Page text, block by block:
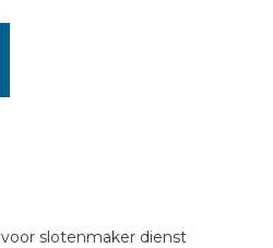
slotenmaker dienst